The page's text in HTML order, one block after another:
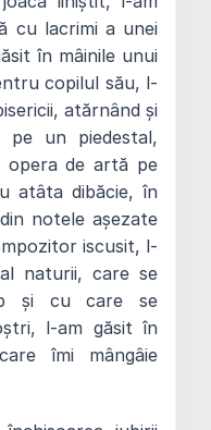
cu lacrimi a unei
în mâinile unui
copilul său, l-
atărnând și
un piedestal,
opera de artă pe
atâta dibăcie, în
notele așezate
iscusit, l-
naturii, care se
și cu care se
l-am găsit în
îmi mângâie